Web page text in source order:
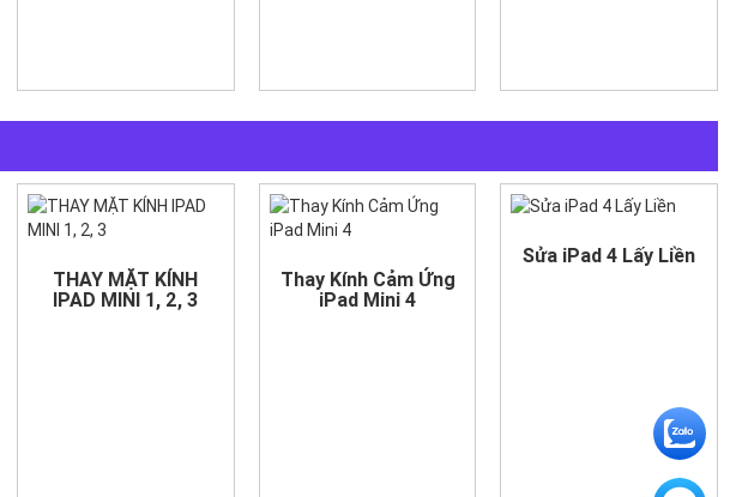
THAY MẶT KÍNH
IPAD MINI 1, 2, 3
Thay Kính Cảm Ứng
iPad Mini 4
Sửa iPad 4 Lấy Liền